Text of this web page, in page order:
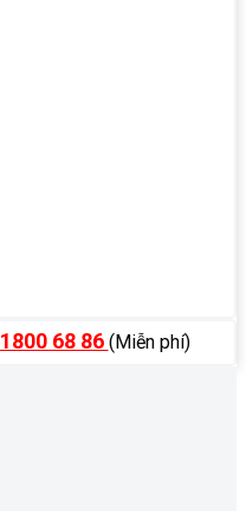
1800 68 86 (Miễn phí)